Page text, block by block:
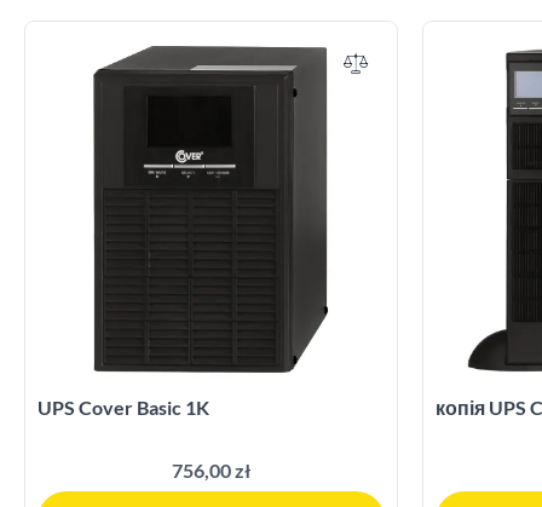
UPS Cover Basic 1K
756,00 zł
копія UPS